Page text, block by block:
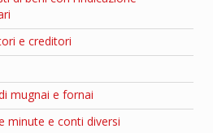
e creditori
mugnai e fornai
minute e conti diversi